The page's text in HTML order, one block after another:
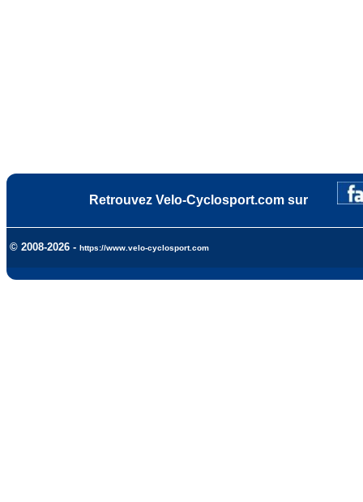
Retrouvez Velo-Cyclosport.com sur
© 2008-2026 - https://www.velo-cyclosport.com